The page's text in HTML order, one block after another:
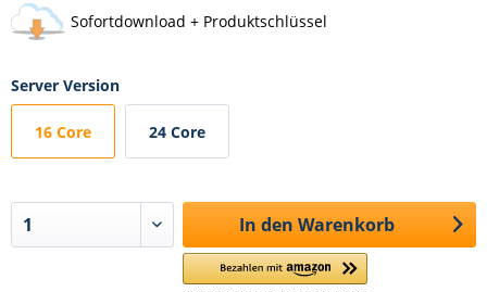
Sofortdownload + Produktschlüssel
Server Version
16 Core 24 Core
In den Warenkorb